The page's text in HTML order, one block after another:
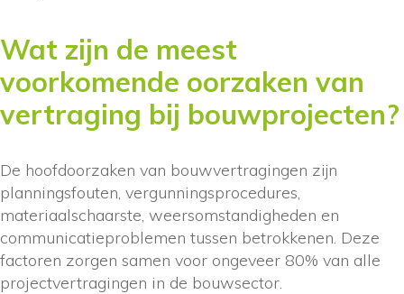
Wat zijn de meest
voorkomende oorzaken van
vertraging bij bouwprojecten?
De hoofdoorzaken van bouwvertragingen zijn
planningsfouten, vergunningsprocedures,
materiaalschaarste, weersomstandigheden en
communicatieproblemen tussen betrokkenen. Deze
factoren zorgen samen voor ongeveer 80% van alle
projectvertragingen in de bouwsector.